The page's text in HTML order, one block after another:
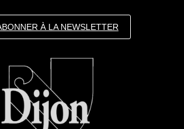
À LA NEWSLETTER